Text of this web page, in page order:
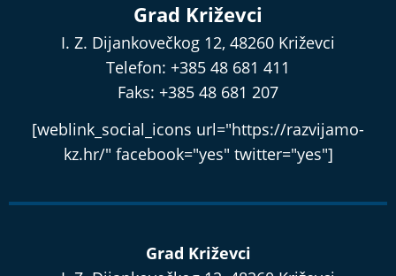
Grad Križevci
I. Z. Dijankovečkog 12, 48260 Križevci
Telefon: +385 48 681 411
Faks: +385 48 681 207
[weblink_social_icons url="https://razvijamo-
kz.hr/" facebook="yes" twitter="yes"]
Grad Križevci